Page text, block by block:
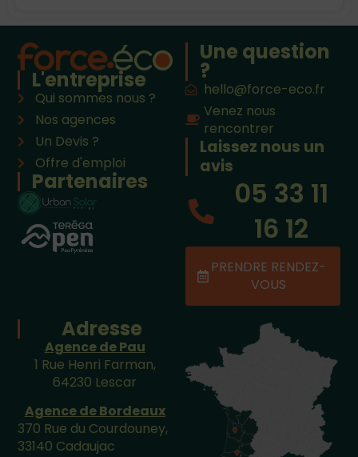
L'entreprise
Qui sommes nous ?
Nos agences
Un Devis ?
Offre d'emploi
Partenaires
Une question
?
hello@force-eco.fr
Venez nous
rencontrer
Laissez nous un
avis
05 33 11
16 12
PRENDRE RENDEZ-
VOUS
Adresse
Agence de Pau
1 Rue Henri Farman,
64230 Lescar
Agence de Bordeaux
370 Rue du Courdouney,
33140 Cadaujac